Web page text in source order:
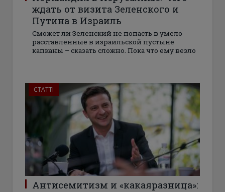
ждать от визита Зеленского и
Путина в Израиль
Сможет ли Зеленский не попасть в умело
расставленные в израильской пустыне
капканы – сказать сложно. Пока что ему везло
СТАТТІ
Антисемитизм и «какаяразница»: